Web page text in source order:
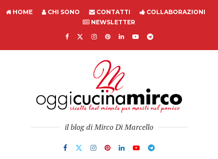
HOME CHI SONO CONTATTI
COLLABORAZIONI
NEWSLETTER
il blog di Mirco Di Marcello